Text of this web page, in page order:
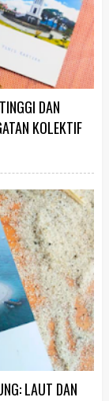
DAN
KOLEKTIF
LAUT DAN